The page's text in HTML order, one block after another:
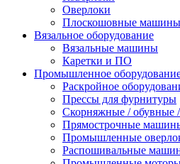
Оверлоки
Плоскошовные машины
Вязальное оборудование
Вязальные машины
Каретки и ПО
Промышленное
Раскройное
Прессы для фурнитуры
Скорняжные / обувные
Прямострочные
Промышленные
Распошивальные